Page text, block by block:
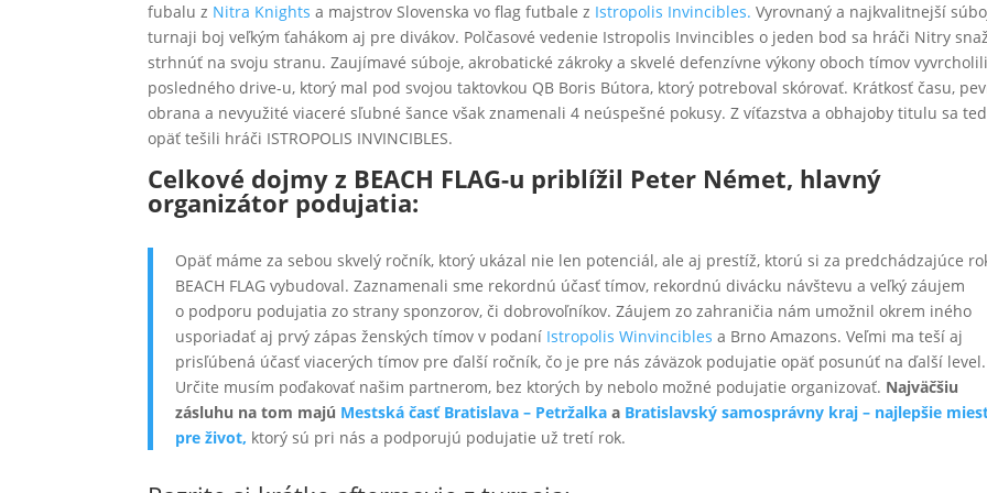
fubalu z Nitra Knights a majstrov Slovenska vo flag futbale z Istropolis Invincibles. Vyrovnaný a najkvalitnejší
turnaji boj veľkým ťahákom aj pre divákov. Polčasové vedenie Istropolis Invincibles o jeden bod sa hráči Nitry
strhnúť na svoju stranu. Zaujímavé súboje, akrobatické zákroky a skvelé defenzívne výkony oboch tímov
posledného drive-u, ktorý mal pod svojou taktovkou QB Boris Bútora, ktorý potreboval skórovať. Krátkosť času,
obrana a nevyužité viaceré sľubné šance však znamenali 4 neúspešné pokusy. Z víťazstva a obhajoby titulu sa
opäť tešili hráči ISTROPOLIS INVINCIBLES.
Celkové dojmy z BEACH FLAG-u priblížil Peter Német, hlavný
organizátor podujatia:
Opäť máme za sebou skvelý ročník, ktorý ukázal nie len potenciál, ale aj prestíž, ktorú si za predchádzajúce
BEACH FLAG vybudoval. Zaznamenali sme rekordnú účasť tímov, rekordnú divácku návštevu a veľký záujem
o podporu podujatia zo strany sponzorov, či dobrovoľníkov. Záujem zo zahraničia nám umožnil okrem iného
usporiadať aj prvý zápas ženských tímov v podaní Istropolis Winvincibles a Brno Amazons. Veľmi ma teší aj
prisľúbená účasť viacerých tímov pre ďalší ročník, čo je pre nás záväzok podujatie opäť posunúť na ďalší level.
Určite musím poďakovať našim partnerom, bez ktorých by nebolo možné podujatie organizovať. Najväčšiu
zásluhu na tom majú Mestská časť Bratislava – Petržalka a Bratislavský samosprávny kraj – najlepšie
pre život, ktorý sú pri nás a podporujú podujatie už tretí rok.